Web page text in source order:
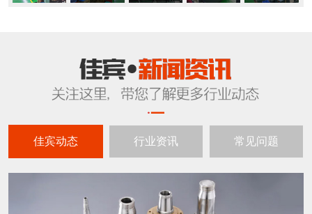
佳宾动态 行业资讯 常见问题